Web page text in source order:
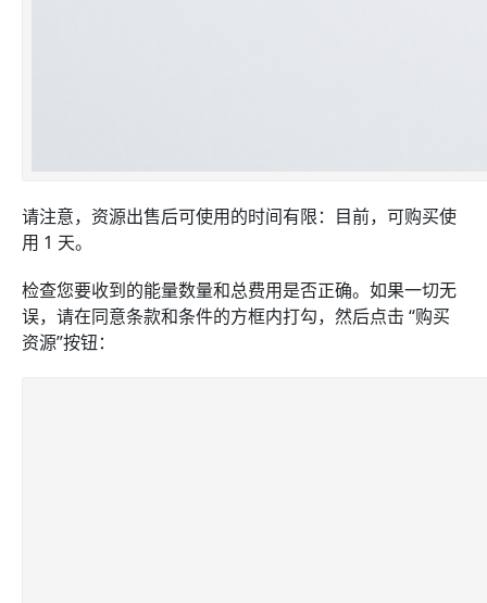
请注意，资源出售后可使用的时间有限：目前，可购买使
用 1 天。
检查您要收到的能量数量和总费用是否正确。如果一切无
误，请在同意条款和条件的方框内打勾，然后点击 “购买
资源”按钮：